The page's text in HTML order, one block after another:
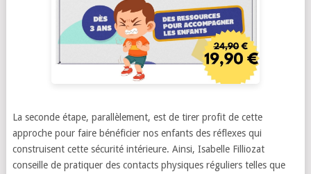
La seconde étape, parallèlement, est de tirer profit de cette
approche pour faire bénéficier nos enfants des réflexes qui
construisent cette sécurité intérieure. Ainsi, Isabelle Filliozat
conseille de pratiquer des contacts physiques réguliers telles que